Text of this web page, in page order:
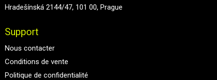
Hradešínská 2144/47, 101 00, Prague
Support
Nous contacter
Conditions de vente
Politique de confidentialité